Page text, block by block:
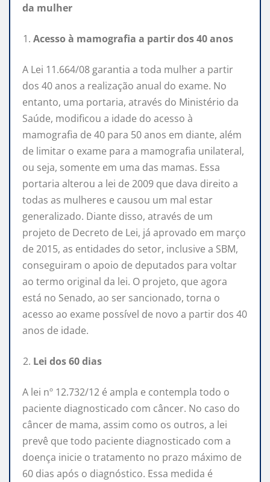
da mulher
Acesso à mamografia a partir dos 40 anos
A Lei 11.664/08 garantia a toda mulher a partir
dos 40 anos a realização anual do exame. No
entanto, uma portaria, através do Ministério da
Saúde, modificou a idade do acesso à
mamografia de 40 para 50 anos em diante, além
de limitar o exame para a mamografia unilateral,
ou seja, somente em uma das mamas. Essa
portaria alterou a lei de 2009 que dava direito a
todas as mulheres e causou um mal estar
generalizado. Diante disso, através de um
projeto de Decreto de Lei, já aprovado em março
de 2015, as entidades do setor, inclusive a SBM,
conseguiram o apoio de deputados para voltar
ao termo original da lei. O projeto, que agora
está no Senado, ao ser sancionado, torna o
acesso ao exame possível de novo a partir dos 40
anos de idade.
Lei dos 60 dias
A lei nº 12.732/12 é ampla e contempla todo o
paciente diagnosticado com câncer. No caso do
câncer de mama, assim como os outros, a lei
prevê que todo paciente diagnosticado com a
doença inicie o tratamento no prazo máximo de
60 dias após o diagnóstico. Essa medida é